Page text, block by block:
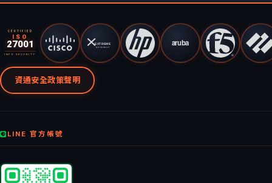
CERTIFIED
ISO
27001
INFO SECURITY
資通安全政策聲明
LINE 官方帳號